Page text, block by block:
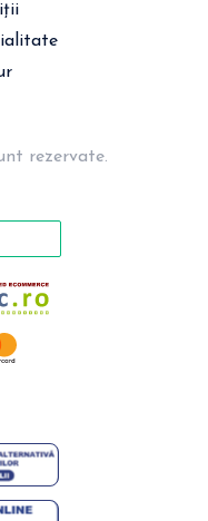
rezervate.